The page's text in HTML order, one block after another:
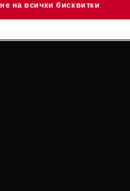
на всички бисквитки